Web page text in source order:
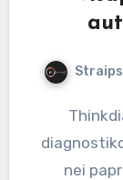
Thinkdiag yra galingas ir visapusiškas
nei